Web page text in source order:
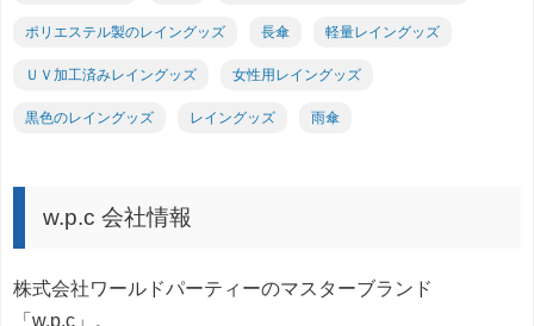
ポリエステル製のレイングッズ 長傘 軽量レイングッズ
ＵＶ加工済みレイングッズ 女性用レイングッズ
黒色のレイングッズ レイングッズ 雨傘
w.p.c 会社情報
株式会社ワールドパーティーのマスターブランド
「w.p.c」。